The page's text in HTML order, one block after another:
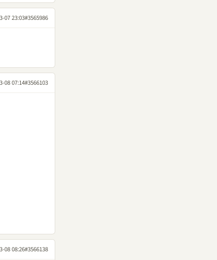
07 23:03#3565986
08 07:14#3566103
08 08:26#3566138